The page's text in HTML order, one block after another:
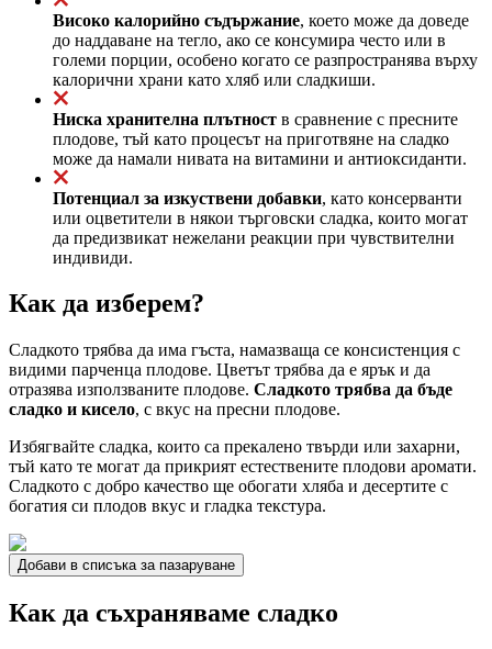
Високо калорийно съдържание, което може да доведе
до наддаване на тегло, ако се консумира често или в
големи порции, особено когато се разпространява върху
калорични храни като хляб или сладкиши.
Ниска хранителна плътност в сравнение с пресните
плодове, тъй като процесът на приготвяне на сладко
може да намали нивата на витамини и антиоксиданти.
Потенциал за изкуствени добавки, като консерванти
или оцветители в някои търговски сладка, които могат
да предизвикат нежелани реакции при чувствителни
индивиди.
Как да изберем?
Сладкото трябва да има гъста, намазваща се консистенция с
видими парченца плодове. Цветът трябва да е ярък и да
отразява използваните плодове. Сладкото трябва да бъде
сладко и кисело, с вкус на пресни плодове.
Избягвайте сладка, които са прекалено твърди или захарни,
тъй като те могат да прикрият естествените плодови аромати.
Сладкото с добро качество ще обогати хляба и десертите с
богатия си плодов вкус и гладка текстура.
Добави в списъка за пазаруване
Как да съхраняваме сладко